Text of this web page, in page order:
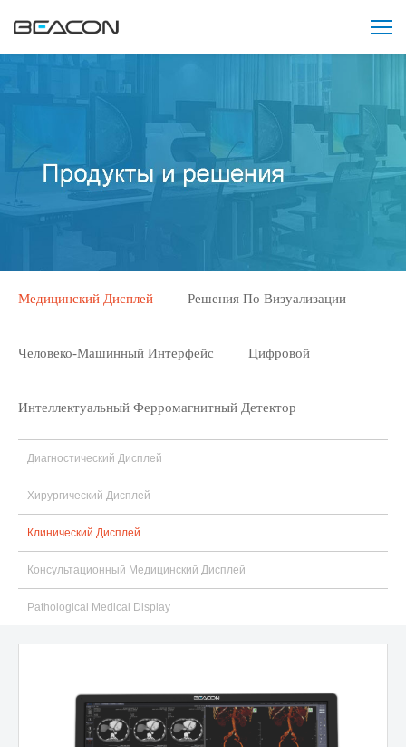
Медицинский Дисплей Решения По Визуализации
Человеко-Машинный Интерфейс Цифровой
Интеллектуальный Ферромагнитный Детектор
Диагностический Дисплей
Хирургический Дисплей
Клинический Дисплей
Консультационный Медицинский Дисплей
Pathological Medical Display